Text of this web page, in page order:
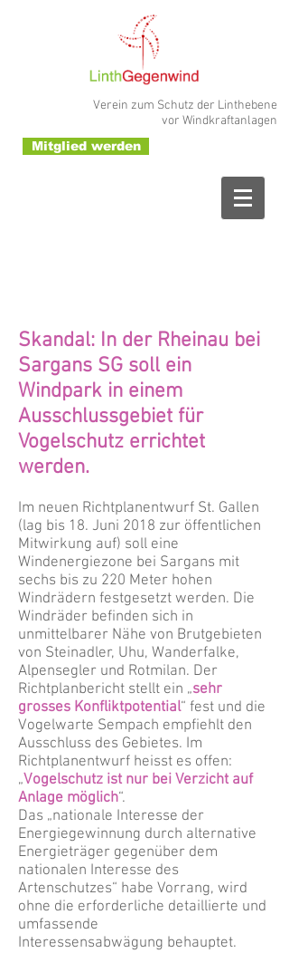
Verein zum Schutz der Linthebene
vor Windkraftanlagen
Mitglied werden
Skandal: In der Rheinau bei
Sargans SG soll ein
Windpark in einem
Ausschlussgebiet für
Vogelschutz errichtet
werden.
Im neuen Richtplanentwurf St. Gallen
(lag bis 18. Juni 2018 zur öffentlichen
Mitwirkung auf) soll eine
Windenergiezone bei Sargans mit
sechs bis zu 220 Meter hohen
Windrädern festgesetzt werden. Die
Windräder befinden sich in
unmittelbarer Nähe von Brutgebieten
von Steinadler, Uhu, Wanderfalke,
Alpensegler und Rotmilan. Der
Richtplanbericht stellt ein „sehr
grosses Konfliktpotential“ fest und die
Vogelwarte Sempach empfiehlt den
Ausschluss des Gebietes. Im
Richtplanentwurf heisst es offen:
„Vogelschutz ist nur bei Verzicht auf
Anlage möglich“.
Das „nationale Interesse der
Energiegewinnung durch alternative
Energieträger gegenüber dem
nationalen Interesse des
Artenschutzes“ habe Vorrang, wird
ohne die erforderliche detaillierte und
umfassende
Interessensabwägung behauptet.